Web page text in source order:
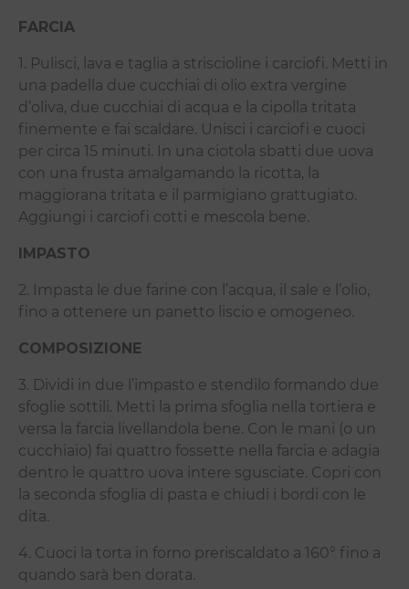
FARCIA
1. Pulisci, lava e taglia a striscioline i carciofi. Metti in
una padella due cucchiai di olio extra vergine
d’oliva, due cucchiai di acqua e la cipolla tritata
finemente e fai scaldare. Unisci i carciofi e cuoci
per circa 15 minuti. In una ciotola sbatti due uova
con una frusta amalgamando la ricotta, la
maggiorana tritata e il parmigiano grattugiato.
Aggiungi i carciofi cotti e mescola bene.
IMPASTO
2. Impasta le due farine con l’acqua, il sale e l’olio,
fino a ottenere un panetto liscio e omogeneo.
COMPOSIZIONE
3. Dividi in due l’impasto e stendilo formando due
sfoglie sottili. Metti la prima sfoglia nella tortiera e
versa la farcia livellandola bene. Con le mani (o un
cucchiaio) fai quattro fossette nella farcia e adagia
dentro le quattro uova intere sgusciate. Copri con
la seconda sfoglia di pasta e chiudi i bordi con le
dita.
4. Cuoci la torta in forno preriscaldato a 160° fino a
quando sarà ben dorata.